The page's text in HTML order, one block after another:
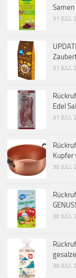
31 JULI,
31 JULI,
Edel
31 JULI,
Kupfer
30 JULI,
30 JULI,
30 JULI,